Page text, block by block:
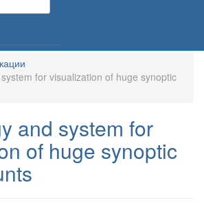
for visualization of huge synoptic
and system for
of huge synoptic